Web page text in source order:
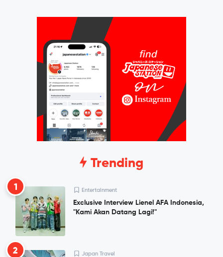
Trending
1 Entertainment
Exclusive Interview Lienel AFA Indonesia,
"Kami Akan Datang Lagi!"
2 Japan Travel